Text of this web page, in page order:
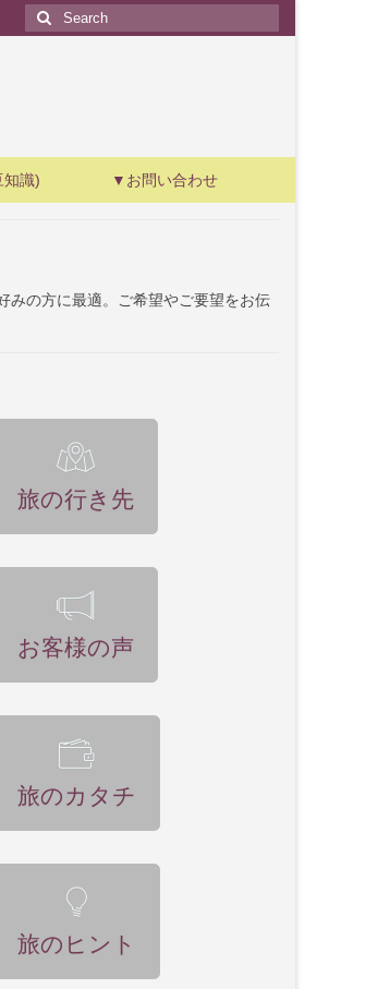
Search
for:
知識) ▼お問い合わせ
みの方に最適。ご希望やご要望をお伝
旅の行き先
お客様の声
旅のカタチ
旅のヒント